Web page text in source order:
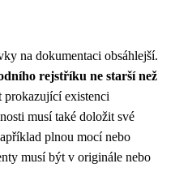
na dokumentaci obsáhlejší.
rejstříku ne starší než
prokazující existenci
musí také doložit své
plnou mocí nebo
musí být v originále nebo